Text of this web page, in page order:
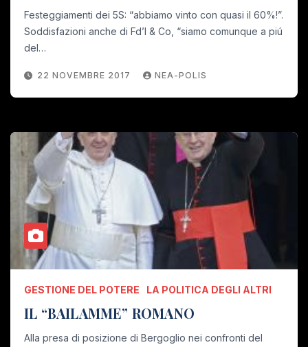
Festeggiamenti dei 5S: “abbiamo vinto con quasi il 60%!”.
Soddisfazioni anche di Fd’I & Co, “siamo comunque a piú
del…
22 NOVEMBRE 2017 NEA-POLIS
GESTIONE DEL POTERE LA POLITICA DEGLI ALTRI
IL “BAILAMME” ROMANO
Alla presa di posizione di Bergoglio nei confronti del